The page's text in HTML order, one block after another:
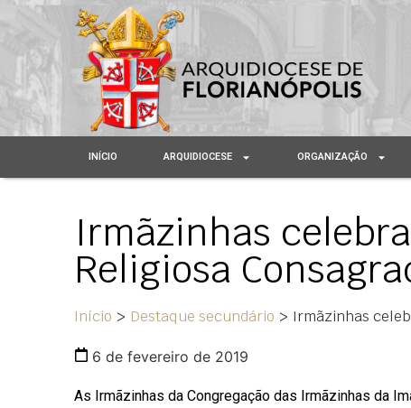
INÍCIO ARQUIDIOCESE ORGANIZAÇÃO
Irmãzinhas
Religiosa
Início > Destaque secundário > Irmãzinhas
6 de fevereiro de 2019
As Irmãzinhas da Congregação das Irmãzinhas da